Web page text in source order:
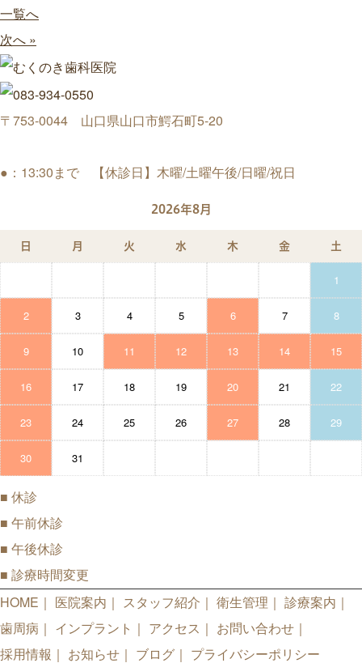
一覧へ
次へ »
〒753-0044 山口県山口市鰐石町5-20
●：13:30まで 【休診日】木曜/土曜午後/日曜/祝日
2026年8月
日 月 火 水 木 金 土
1
2 3 4 5 6 7 8
9 10 11 12 13 14 15
16 17 18 19 20 21 22
23 24 25 26 27 28 29
30 31
■ 休診
■ 午前休診
■ 午後休診
■ 診療時間変更
HOME
医院案内 スタッフ紹介 衛生管理
診療案内
歯周病
インプラント アクセス
お問い合わせ
採用情報
お知らせ ブログ プライバシーポリシー